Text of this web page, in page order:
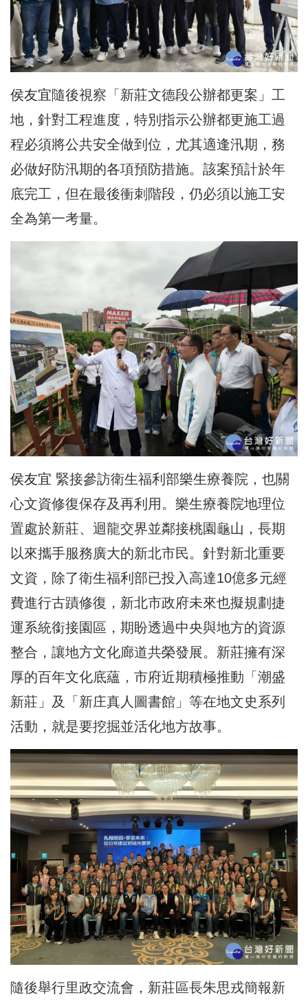
侯友宜隨後視察「新莊文德段公辦都更案」工
地，針對工程進度，特別指示公辦都更施工過
程必須將公共安全做到位，尤其適逢汛期，務
必做好防汛期的各項預防措施。該案預計於年
底完工，但在最後衝刺階段，仍必須以施工安
全為第一考量。
侯友宜 緊接參訪衛生福利部樂生療養院，也關
心文資修復保存及再利用。樂生療養院地理位
置處於新莊、迴龍交界並鄰接桃園龜山，長期
以來攜手服務廣大的新北市民。針對新北重要
文資，除了衛生福利部已投入高達10億多元經
費進行古蹟修復，新北市政府未來也擬規劃捷
運系統銜接園區，期盼透過中央與地方的資源
整合，讓地方文化廊道共榮發展。新莊擁有深
厚的百年文化底蘊，市府近期積極推動「潮盛
新莊」及「新庄真人圖書館」等在地文史系列
活動，就是要挖掘並活化地方故事。
隨後舉行里政交流會，新莊區長朱思戎簡報新